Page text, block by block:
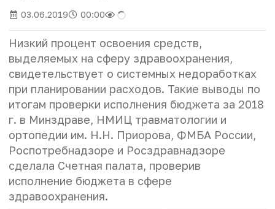
03.06.2019 00:00
Низкий процент освоения средств,
выделяемых на сферу здравоохранения,
свидетельствует о системных недоработках
при планировании расходов. Такие выводы по
итогам проверки исполнения бюджета за 2018
г. в Минздраве, НМИЦ травматологии и
ортопедии им. Н.Н. Приорова, ФМБА России,
Роспотребнадзоре и Росздравнадзоре
сделала Счетная палата, проверив
исполнение бюджета в сфере
здравоохранения.